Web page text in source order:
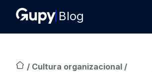
Blog
/ Cultura organizacional /